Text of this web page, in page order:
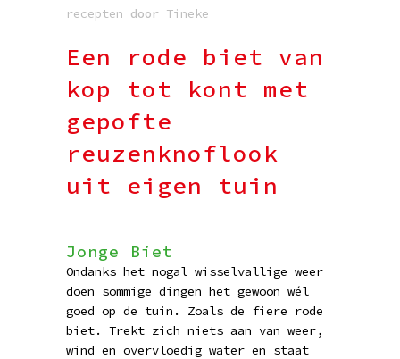
recepten door Tineke
Een rode biet van
kop tot kont met
gepofte
reuzenknoflook
uit eigen tuin
Jonge Biet
Ondanks het nogal wisselvallige weer
doen sommige dingen het gewoon wél
goed op de tuin. Zoals de fiere rode
biet. Trekt zich niets aan van weer,
wind en overvloedig water en staat